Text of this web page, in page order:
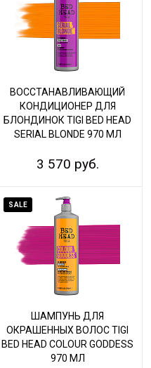
ВОССТАНАВЛИВАЮЩИЙ
КОНДИЦИОНЕР ДЛЯ
БЛОНДИНОК TIGI BED HEAD
SERIAL BLONDE 970 МЛ
3 570 руб.
SALE
ШАМПУНЬ ДЛЯ
ОКРАШЕННЫХ ВОЛОС TIGI
BED HEAD COLOUR GODDESS
970 МЛ